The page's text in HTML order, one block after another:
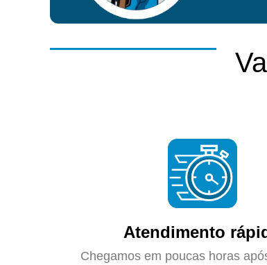
Atendimento
Chegamos em poucas horas